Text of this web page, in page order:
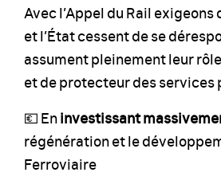
Avec l’Appel du Rail exigeons
et l’État cessent de se
assument pleinement leur
et de protecteur des services
💶 Eninvestissant
régénération et le
Ferroviaire